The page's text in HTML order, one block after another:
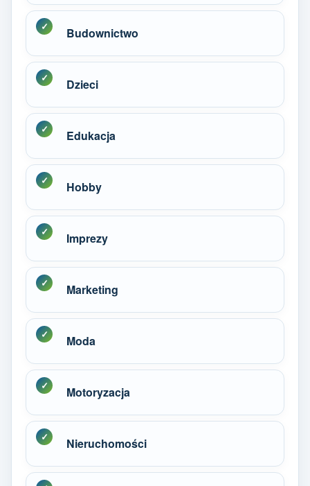
Budownictwo
Dzieci
Edukacja
Hobby
Imprezy
Marketing
Moda
Motoryzacja
Nieruchomości